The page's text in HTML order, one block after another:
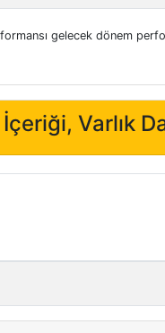
gelecek dönem
Varlık